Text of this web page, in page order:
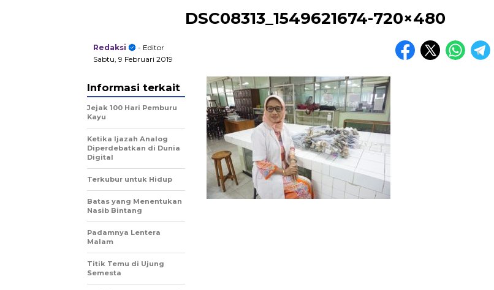
DSC08313_1549621674-720×480
Redaksi
- Editor
Sabtu, 9 Februari 2019
Informasi terkait
Jejak 100 Hari Pemburu
Kayu
Ketika Ijazah Analog
Diperdebatkan di Dunia
Digital
Terkubur untuk Hidup
Batas yang Menentukan
Nasib Bintang
Padamnya Lentera
Malam
Titik Temu di Ujung
Semesta